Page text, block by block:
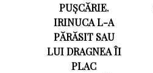
PUȘCĂRIE.
IRINUCA L-A
PĂRĂSIT SAU
LUI DRAGNEA ÎI
PLAC